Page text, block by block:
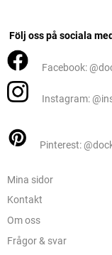
Följ oss på sociala
Facebook:
Instagram:
Pinterest:
Mina sidor
Kontakt
Om oss
Frågor & svar